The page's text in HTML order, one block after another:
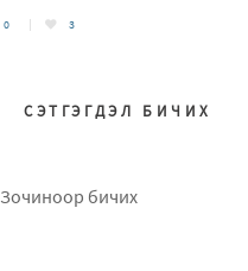
0 3
СЭТГЭГДЭЛ БИЧИХ
Зочиноор бичих